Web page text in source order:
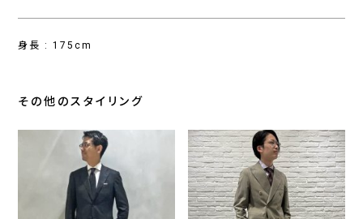
身長 : 175cm
その他のスタイリング